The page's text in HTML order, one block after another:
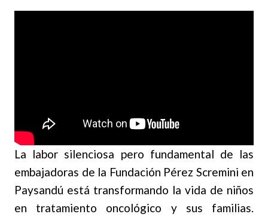
La labor silenciosa pero fundamental de las
embajadoras de la Fundación Pérez Scremini en
Paysandú está transformando la vida de niños
en tratamiento oncológico y sus familias.